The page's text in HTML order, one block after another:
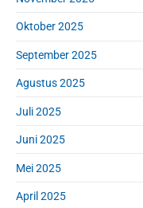
Oktober 2025
September 2025
Agustus 2025
Juli 2025
Juni 2025
Mei 2025
April 2025